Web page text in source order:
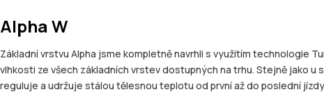
Alpha W
Základní vrstvu Alpha jsme kompletně navrhli s využitím technologie
vlhkosti ze všech základních vrstev dostupných na trhu. Stejně jako
reguluje a udržuje stálou tělesnou teplotu od první až do poslední